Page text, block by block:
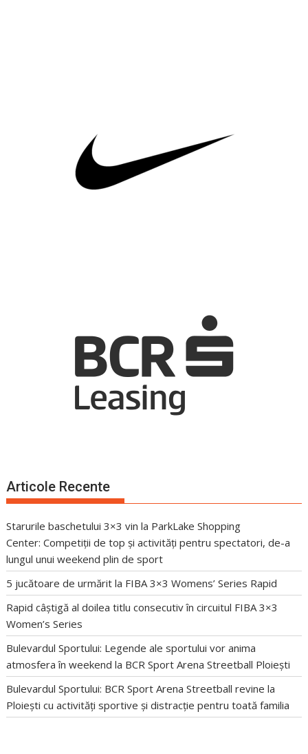
Articole Recente
Starurile baschetului 3×3 vin la ParkLake Shopping
Center: Competiții de top și activități pentru spectatori, de-a
lungul unui weekend plin de sport
5 jucătoare de urmărit la FIBA 3×3 Womens’ Series Rapid
Rapid câștigă al doilea titlu consecutiv în circuitul FIBA 3×3
Women’s Series
Bulevardul Sportului: Legende ale sportului vor anima
atmosfera în weekend la BCR Sport Arena Streetball Ploiești
Bulevardul Sportului: BCR Sport Arena Streetball revine la
Ploiești cu activități sportive și distracție pentru toată familia